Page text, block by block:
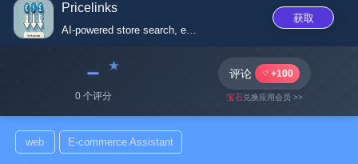
Pricelinks
AI-powered store search, effic...
获取
﹣
0 个评分
评论 +100
宝石兑换应用会员 >>
web E-commerce Assistant